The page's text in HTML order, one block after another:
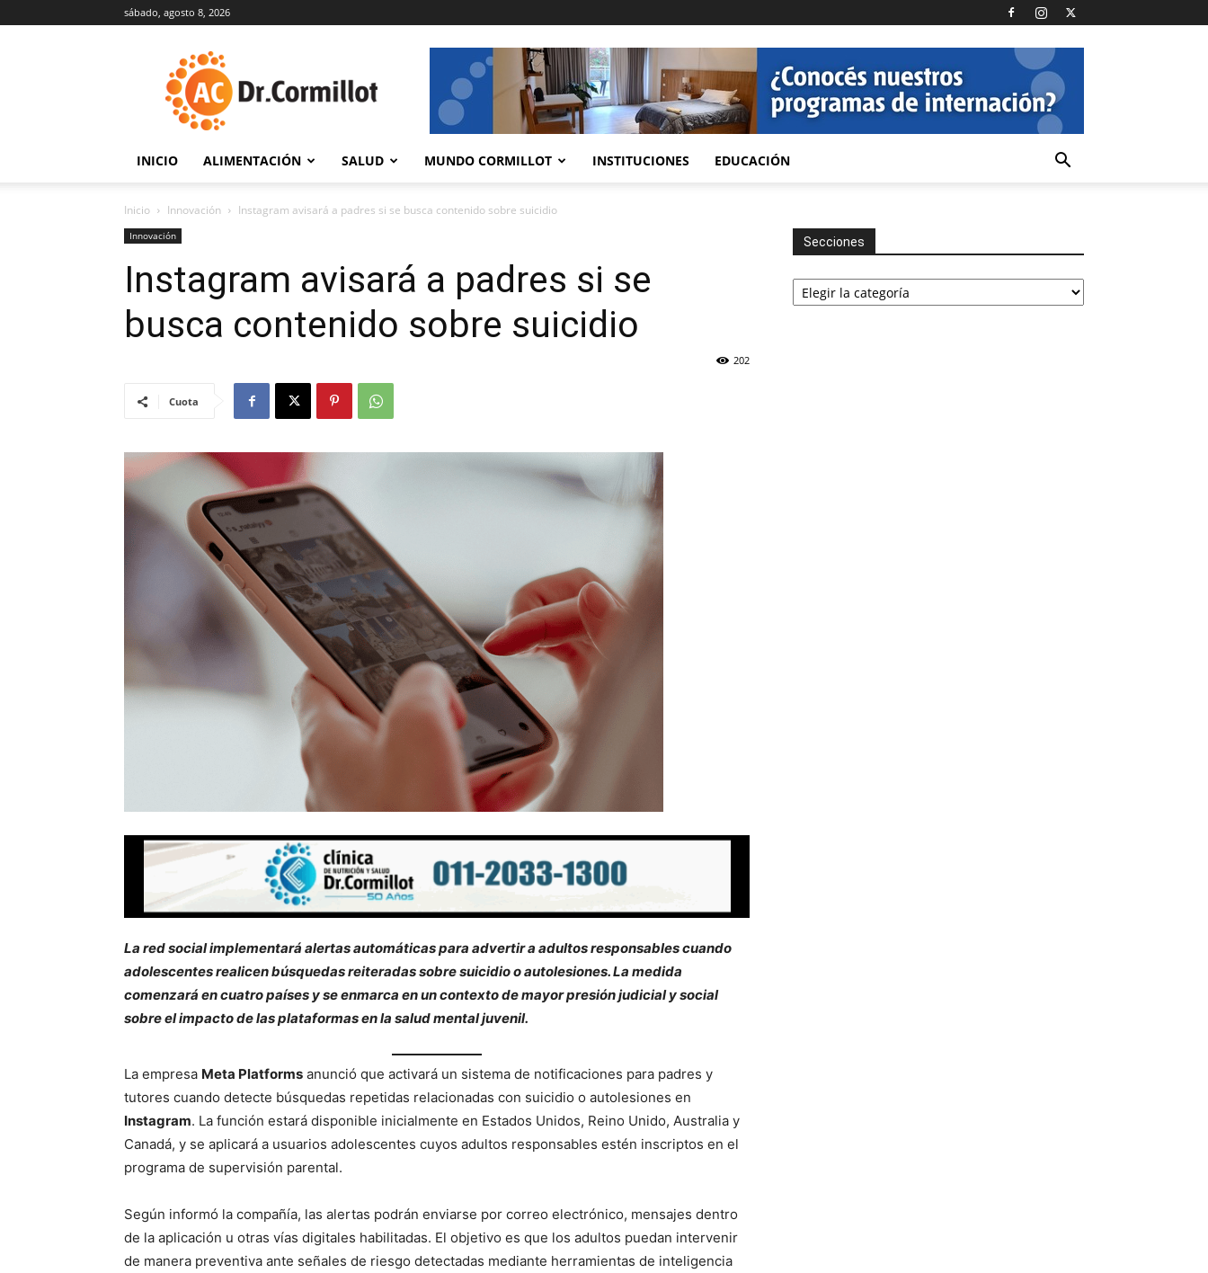
sábado, agosto 8, 2026
INICIO ALIMENTACIÓN SALUD MUNDO CORMILLOT INSTITUCIONES EDUCACIÓN
Inicio Innovación Instagram avisará a padres si se busca contenido sobre suicidio
Innovación
Instagram avisará a padres si se
busca contenido sobre suicidio
202
Cuota
La red social implementará alertas automáticas para advertir a adultos responsables cuando
adolescentes realicen búsquedas reiteradas sobre suicidio o autolesiones. La medida
comenzará en cuatro países y se enmarca en un contexto de mayor presión judicial y social
sobre el impacto de las plataformas en la salud mental juvenil.
La empresa Meta Platforms anunció que activará un sistema de notificaciones para padres y
tutores cuando detecte búsquedas repetidas relacionadas con suicidio o autolesiones en
Instagram. La función estará disponible inicialmente en Estados Unidos, Reino Unido, Australia y
Canadá, y se aplicará a usuarios adolescentes cuyos adultos responsables estén inscriptos en el
programa de supervisión parental.
Según informó la compañía, las alertas podrán enviarse por correo electrónico, mensajes dentro
de la aplicación u otras vías digitales habilitadas. El objetivo es que los adultos puedan intervenir
de manera preventiva ante señales de riesgo detectadas mediante herramientas de inteligencia
Secciones
Secciones